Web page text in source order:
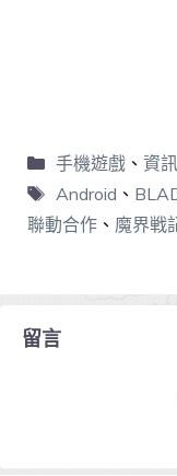
手機遊戲、 資訊
Android 、
聯動合作 、 魔界戦
留言